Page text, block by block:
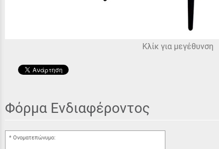
Κλίκ για μεγέθυνση
Φόρμα Ενδιαφέροντος
Ονοματεπώνυμο: